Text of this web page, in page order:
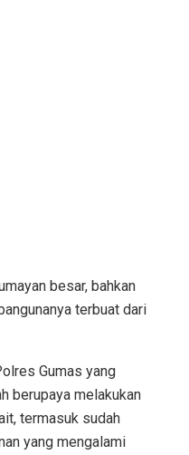
besar, bahkan
terbuat dari
Gumas yang
berupaya melakukan
termasuk sudah
yang mengalami